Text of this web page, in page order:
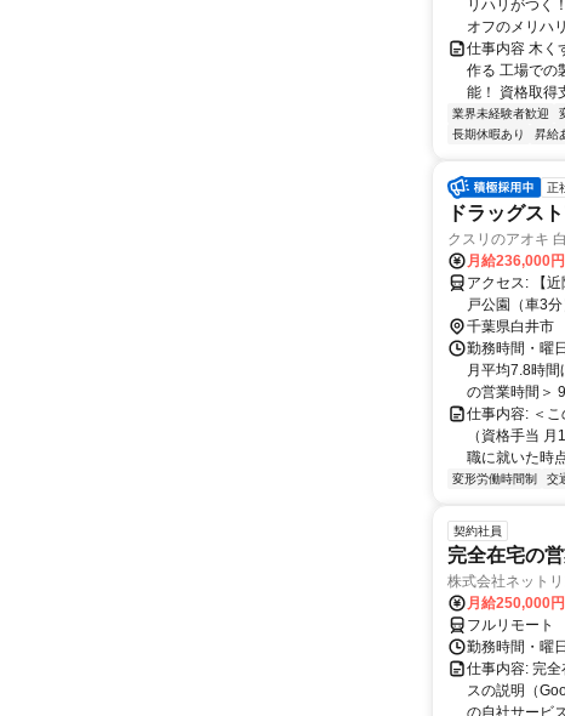
リハリがつく
オフのメリハ
仕事内容 木く
作る 工場での
能！ 資格取得
業界未経験者歓迎
長期休暇あり
昇給
正
ドラッグス
クスリのアオキ
月給236,000
アクセス: 【近隣施設情報】 白井駅（徒歩10分）、白井市役所（車3分）、白井木
千葉県白井市
勤務時間・曜
月平均7.8時
の営業時間＞
仕事内容: ＜
（資格手当
職に就いた時
変形労働時間制 交
契約社員
完全在宅の
株式会社ネット
月給250,000
フルリモート
勤務時間・曜
仕事内容: 完
スの説明（
の自社サービ